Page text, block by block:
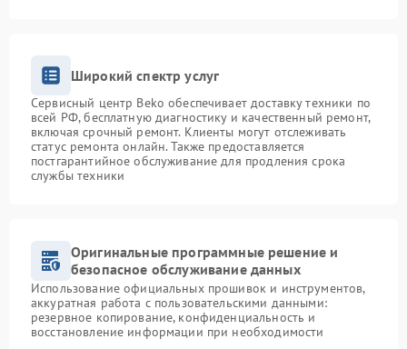
Широкий спектр услуг
Сервисный центр Beko обеспечивает доставку техники по
всей РФ, бесплатную диагностику и качественный ремонт,
включая срочный ремонт. Клиенты могут отслеживать
статус ремонта онлайн. Также предоставляется
постгарантийное обслуживание для продления срока
службы техники
Оригинальные программные решение и
безопасное обслуживание данных
Использование официальных прошивок и инструментов,
аккуратная работа с пользовательскими данными:
резервное копирование, конфиденциальность и
восстановление информации при необходимости